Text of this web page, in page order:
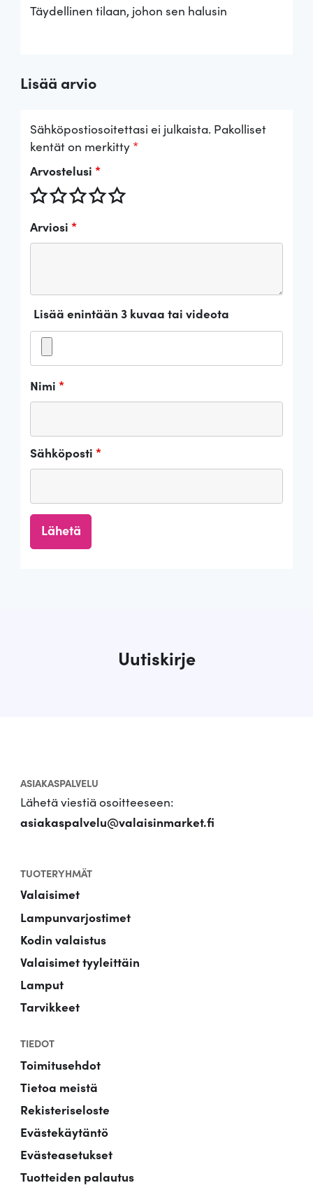
tuotteesta:
Täydellinen tilaan, johon sen halusin
Lisää arvio
Sähköpostiosoitettasi ei julkaista. Pakolliset
kentät on merkitty *
Arvostelusi *
Arviosi *
Lisää enintään 3 kuvaa tai videota
Nimi *
Sähköposti *
Uutiskirje
ASIAKASPALVELU
Lähetä viestiä osoitteeseen:
asiakaspalvelu@valaisinmarket.fi
TUOTERYHMÄT
Valaisimet
Lampunvarjostimet
Kodin valaistus
Valaisimet tyyleittäin
Lamput
Tarvikkeet
TIEDOT
Toimitusehdot
Tietoa meistä
Rekisteriseloste
Evästekäytäntö
Evästeasetukset
Tuotteiden palautus